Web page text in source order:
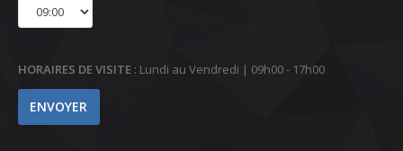
HORAIRES DE VISITE : Lundi au Vendredi | 09h00 - 17h00